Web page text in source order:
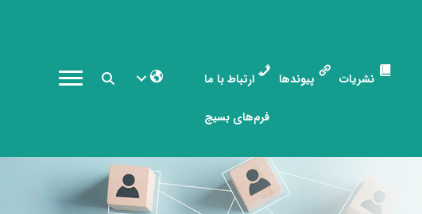
نشریات پیوندها ارتباط با ما
فرم‌های بسیج